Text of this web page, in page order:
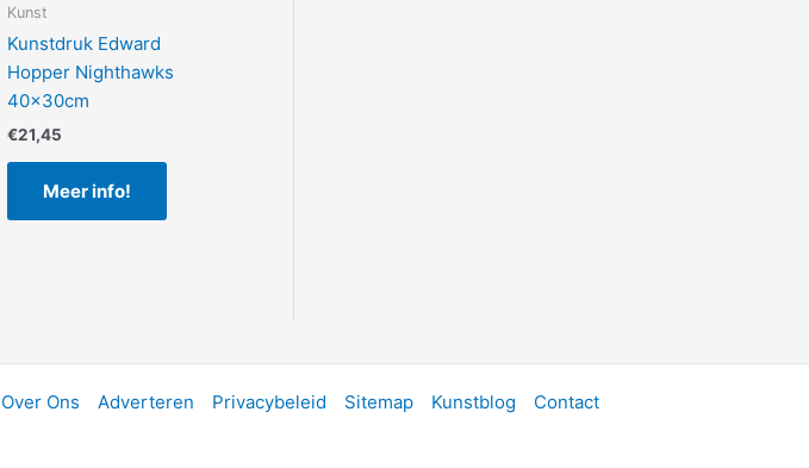
Kunst
Kunstdruk Edward
Hopper Nighthawks
40x30cm
€21,45
Meer info!
Over Ons Adverteren Privacybeleid Sitemap Kunstblog Contact